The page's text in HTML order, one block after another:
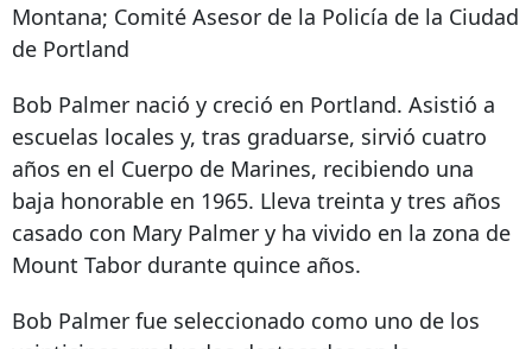
Montana; Comité Asesor de la Policía de la Ciudad
de Portland
Bob Palmer nació y creció en Portland. Asistió a
escuelas locales y, tras graduarse, sirvió cuatro
años en el Cuerpo de Marines, recibiendo una
baja honorable en 1965. Lleva treinta y tres años
casado con Mary Palmer y ha vivido en la zona de
Mount Tabor durante quince años.
Bob Palmer fue seleccionado como uno de los